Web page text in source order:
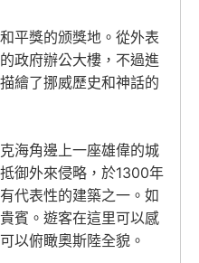
平獎的颁獎地。從外表
政府辦公大樓，不過進
繪了挪威歷史和神話的
海角邊上一座雄偉的城
御外來侵略，於1300年
代表性的建築之一。如
賓。遊客在這里可以感
以俯瞰奧斯陸全貌。